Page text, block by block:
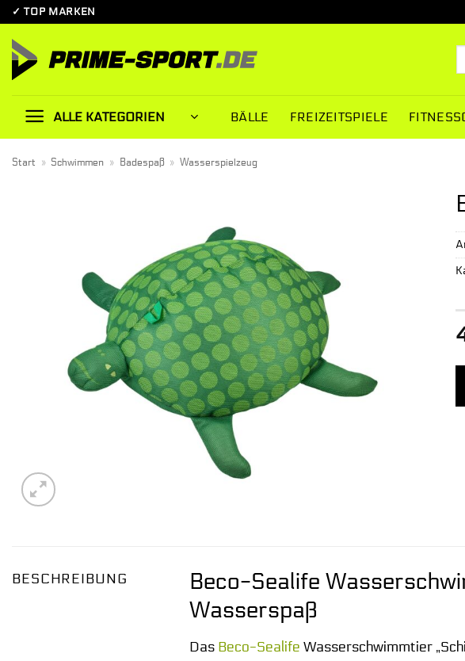
Zum
springen
✓ TOP MARKEN
ALLE KATEGORIEN BÄLLE FREIZEITSPIELE
Start » Schwimmen » Badespaß » Wasserspielzeug
BESCHREIBUNG
Beco-Sealife
Wasserspaß
Das Beco-Sealife Wasserschwimmtier